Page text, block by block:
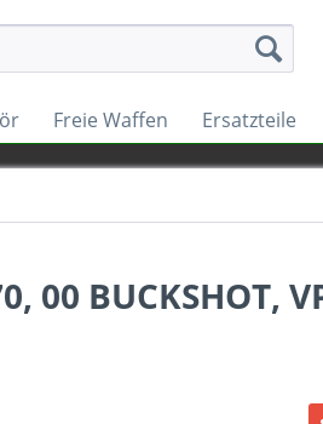
Freie Waffen Ersatzteile
00 BUCKSHOT,